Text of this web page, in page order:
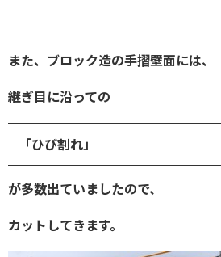
また、ブロック造の手摺壁面には、
継ぎ目に沿っての
「ひび割れ」
が多数出ていましたので、
カットしてきます。